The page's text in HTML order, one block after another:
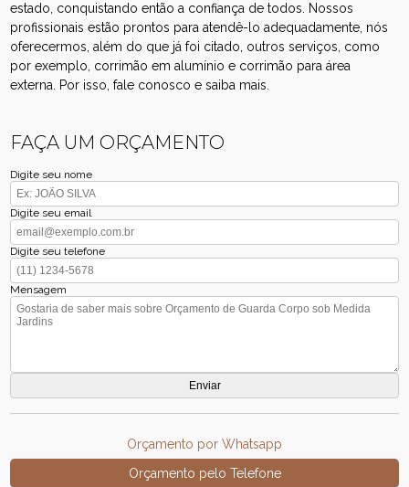
estado, conquistando então a confiança de todos. Nossos
profissionais estão prontos para atendê-lo adequadamente, nós
oferecermos, além do que já foi citado, outros serviços, como
por exemplo, corrimão em alumínio e corrimão para área
externa. Por isso, fale conosco e saiba mais.
FAÇA UM ORÇAMENTO
Digite seu nome
Digite seu email
Digite seu telefone
Mensagem
Orçamento por Whatsapp
Orçamento pelo Telefone